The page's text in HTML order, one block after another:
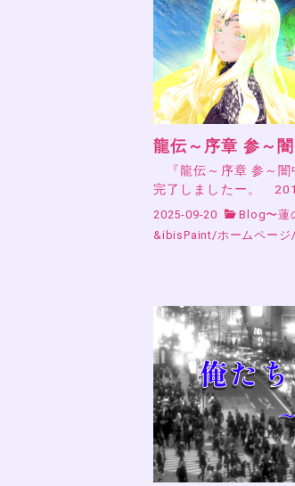
龍伝～序章 参～
『龍伝～序章 参～闇
完了しましたー。
2025-09-20 Blog〜蓮
&ibisPaint/ホームページ